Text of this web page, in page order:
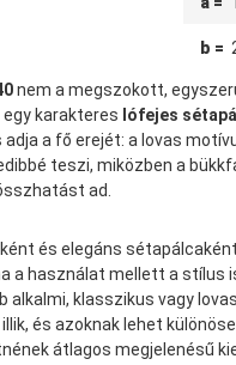
b =
nem a megszokott,
karakteres lófejes
adja a fő erejét: a lovas
teszi, miközben a
ad.
és elegáns
a használat mellett a stílus
alkalmi, klasszikus vagy
és azoknak lehet
átlagos megjelenésű